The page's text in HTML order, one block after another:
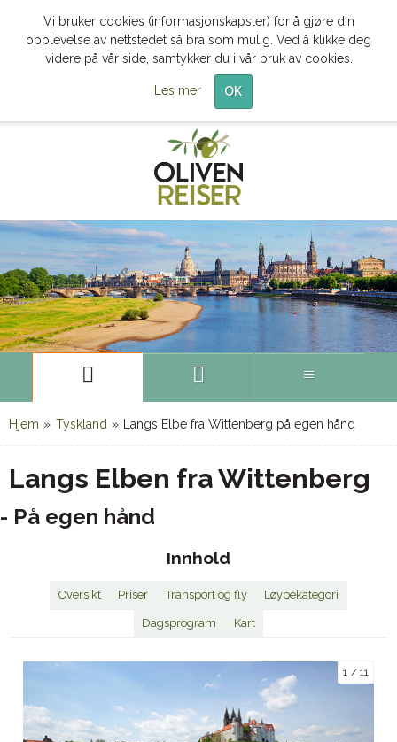
Hjem » Tyskland » Langs Elbe fra Wittenberg på egen hånd
Langs Elben fra Wittenberg
- På egen hånd
Innhold
Oversikt Priser Transport og fly Løypekategori
Dagsprogram Kart
1 11
Vi bruker cookies (informasjonskapsler) for å gjøre din
opplevelse av nettstedet så bra som mulig. Ved å klikke deg
videre på vår side, samtykker du i vår bruk av cookies.
Les mer OK